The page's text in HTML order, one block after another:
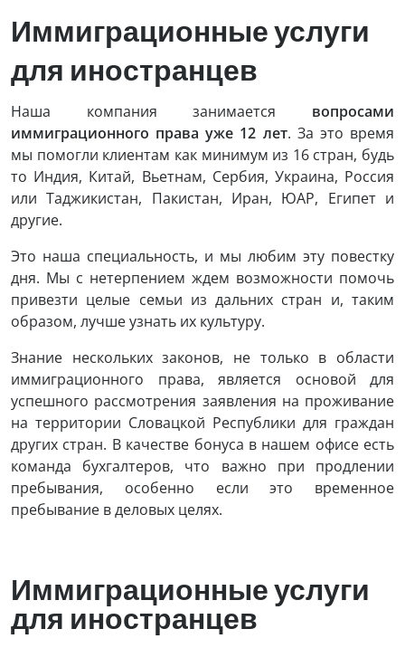
Иммиграционные услуги
для иностранцев
Наша компания занимается вопросами
иммиграционного права уже 12 лет. За это время
мы помогли клиентам как минимум из 16 стран, будь
то Индия, Китай, Вьетнам, Сербия, Украина, Россия
или Таджикистан, Пакистан, Иран, ЮАР, Египет и
другие.
Это наша специальность, и мы любим эту повестку
дня. Мы с нетерпением ждем возможности помочь
привезти целые семьи из дальних стран и, таким
образом, лучше узнать их культуру.
Знание нескольких законов, не только в области
иммиграционного права, является основой для
успешного рассмотрения заявления на проживание
на территории Словацкой Республики для граждан
других стран. В качестве бонуса в нашем офисе есть
команда бухгалтеров, что важно при продлении
пребывания, особенно если это временное
пребывание в деловых целях.
Иммиграционные услуги
для иностранцев